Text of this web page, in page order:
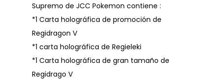
Supremo de JCC Pokemon contiene :
*1 Carta holográfica de promoción de
Regidragon V
*1 carta holográfica de Regieleki
*1 Carta holográfica de gran tamaño de
Regidrago V